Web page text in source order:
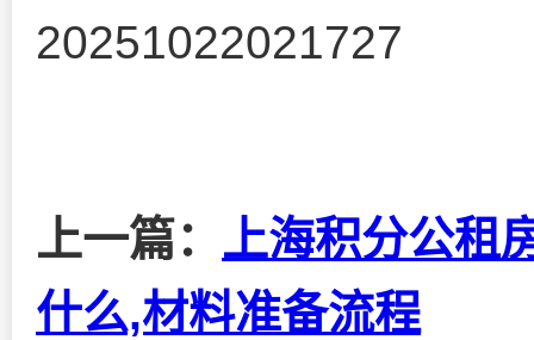
20251022021727
上一篇： 上海积分公租
什么,材料准备流程